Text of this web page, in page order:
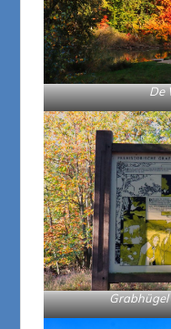
De
Grabhügel